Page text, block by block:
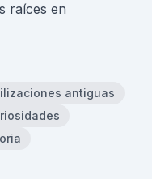
raíces en
antiguas